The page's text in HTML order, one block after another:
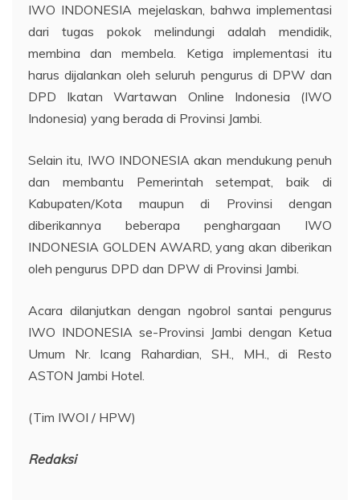
IWO INDONESIA mejelaskan, bahwa implementasi
dari tugas pokok melindungi adalah mendidik,
membina dan membela. Ketiga implementasi itu
harus dijalankan oleh seluruh pengurus di DPW dan
DPD Ikatan Wartawan Online Indonesia (IWO
Indonesia) yang berada di Provinsi Jambi.
Selain itu, IWO INDONESIA akan mendukung penuh
dan membantu Pemerintah setempat, baik di
Kabupaten/Kota maupun di Provinsi dengan
diberikannya beberapa penghargaan IWO
INDONESIA GOLDEN AWARD, yang akan diberikan
oleh pengurus DPD dan DPW di Provinsi Jambi.
Acara dilanjutkan dengan ngobrol santai pengurus
IWO INDONESIA se-Provinsi Jambi dengan Ketua
Umum Nr. Icang Rahardian, SH., MH., di Resto
ASTON Jambi Hotel.
(Tim IWOI / HPW)
Redaksi